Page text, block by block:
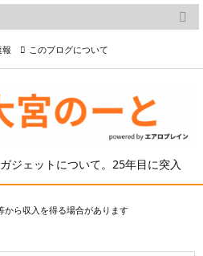
ジェットについて。25年目に突入

メニュー

検索
このブログについて
から収入を得る場合があります